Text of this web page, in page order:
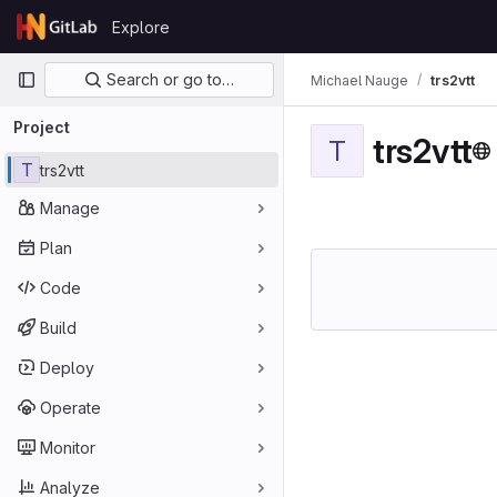
Skip to content
GitLab
Explore
Primary navigation
Search or go to…
Project
T trs2vtt
Manage
Plan
Code
Build
Deploy
Operate
Monitor
Analyze
Michael Nauge trs2vtt
T trs2vtt